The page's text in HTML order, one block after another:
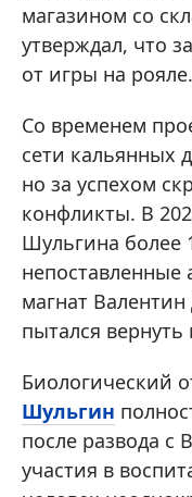
магазином со
утверждал, что
от игры на рояле.
Со временем
сети кальянных
но за успехом
конфликты. В
Шульгина более
непоставленные
магнат
пытался
Биологический
Шульгин
после развода с
участия в